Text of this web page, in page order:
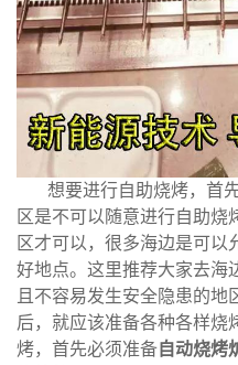
想要进行自助烧烤，首
区是不可以随意进行自助烧
区才可以，很多海边是可以
好地点。这里推荐大家去海
且不容易发生安全隐患的地
后，就应该准备各种各样烧
烤，首先必须准备自动烧烤